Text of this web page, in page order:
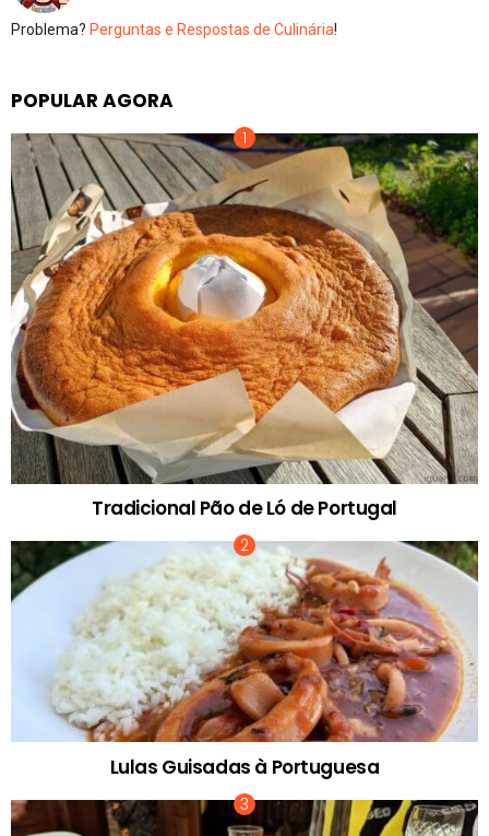
Problema? Perguntas e Respostas de Culinária!
POPULAR AGORA
Tradicional Pão de Ló de Portugal
Lulas Guisadas à Portuguesa